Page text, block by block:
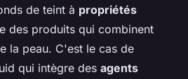
de teint à propriétés
des produits qui combinent
la peau. C'est le cas de
qui intègre des agents